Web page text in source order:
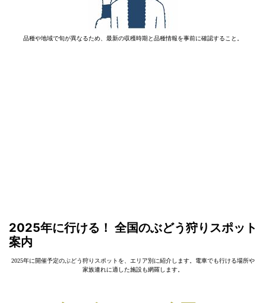
品種や地域で旬が異なるため、最新の収穫時期と品種情報を事前に確認すること。
2025年に行ける！ 全国のぶどう狩りスポット
案内
2025年に開催予定のぶどう狩りスポットを、エリア別に紹介します。電車でも行ける場所や
家族連れに適した施設も網羅します。